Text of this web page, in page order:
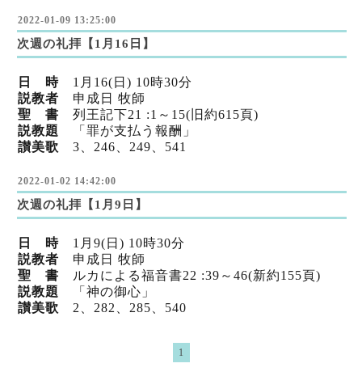
2022-01-09 13:25:00
次週の礼拝【1月16日】
日 時 1 月16(日) 10時30分
説教者 申成日 牧師
聖 書 列王記下21 :1～15(旧 約615頁)
説教題
「罪が支払う報酬」
讃美歌 3、246、249、541
2022-01-02 14:42:00
次週の礼拝【1月9日】
日 時 1 月9(日) 10時30分
説教者 申成日 牧師
聖 書 ルカによる福音書22 :39～46(新約155頁)
説教題
「神の御心」
讃美歌 2、282、285、540
1